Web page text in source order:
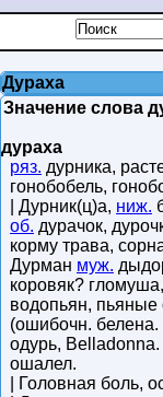
Дураха
Значение слова
дураха
ряз. дурника,
гонобобель,
| Дурник(ц)а, ниж.
об. дурачок,
корму трава,
Дурман муж.
коровяк?
водопьян,
(ошибочн.
одурь,
ошалел.
| Головная боль,